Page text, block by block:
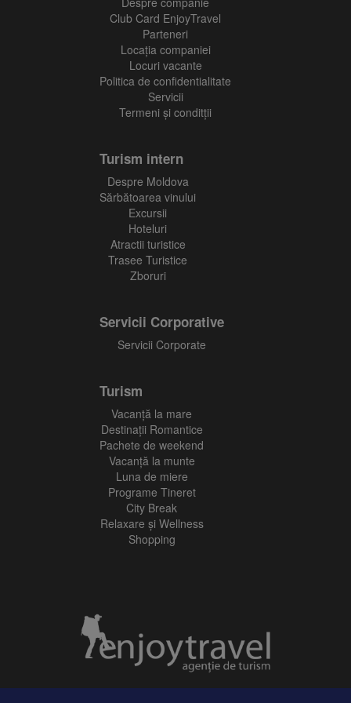
Club Card EnjoyTravel
Parteneri
Locaţia companiei
Locuri vacante
Politica de confidentialitate
Servicii
Termeni și conditții
Turism intern
Despre Moldova
Sărbătoarea vinului
Excursii
Hoteluri
Atractii turistice
Trasee Turistice
Zboruri
Servicii Corporative
Servicii Corporate
Turism
Vacanţă la mare
Destinații Romantice
Pachete de weekend
Vacanță la munte
Luna de miere
Programe Tineret
City Break
Relaxare și Wellness
Shopping